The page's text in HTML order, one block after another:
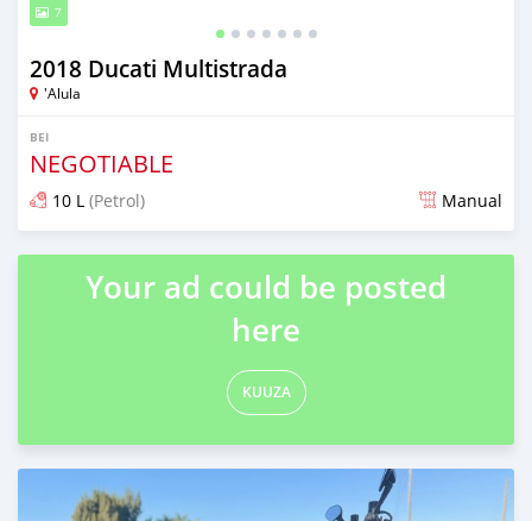
7
2018 Ducati Multistrada
'Alula
BEI
NEGOTIABLE
10 L (Petrol) Manual
Ilitangazwa miezi 6 iliopita
Your ad could be posted
here
KUUZA